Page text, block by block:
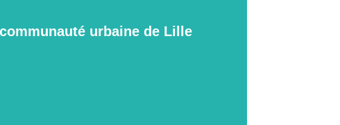
urbaine de Lille